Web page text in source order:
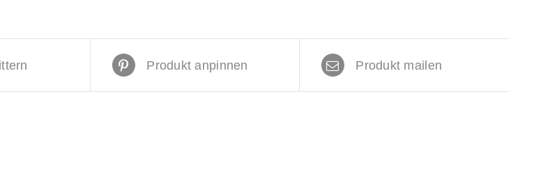
Produkt anpinnen Produkt mailen